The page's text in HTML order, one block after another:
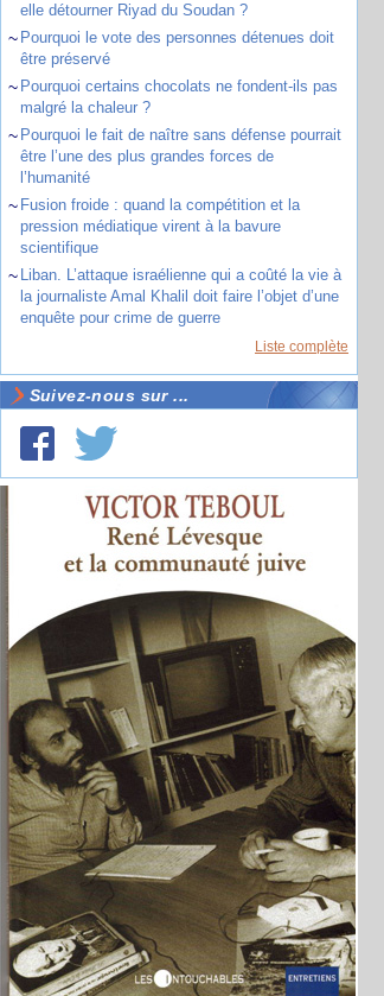
elle détourner Riyad du Soudan ?
~ Pourquoi le vote des personnes détenues doit
être préservé
~ Pourquoi certains chocolats ne fondent-ils pas
malgré la chaleur ?
~ Pourquoi le fait de naître sans défense pourrait
être l’une des plus grandes forces de
l’humanité
~ Fusion froide : quand la compétition et la
pression médiatique virent à la bavure
scientifique
~ Liban. L’attaque israélienne qui a coûté la vie à
la journaliste Amal Khalil doit faire l’objet d’une
enquête pour crime de guerre
Liste complète
Suivez-nous sur ...